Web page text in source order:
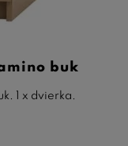
buk
1 x dvierka.